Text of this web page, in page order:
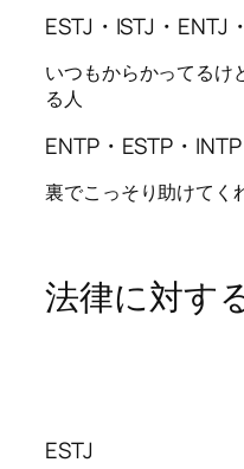
ESTJ・ISTJ・ENTJ
いつもからかってるけ
る人
ENTP・ESTP・
裏でこっそり助けてく
法律に対す
ESTJ